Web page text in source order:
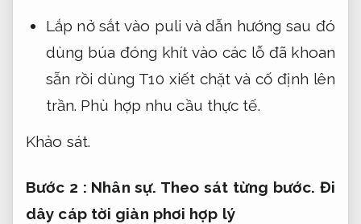
Lắp nở sắt vào puli và dẫn hướng sau đó
dùng búa đóng khít vào các lỗ đã khoan
sẵn rồi dùng T10 xiết chặt và cố định lên
trần. Phù hợp nhu cầu thực tế.
Khảo sát.
Bước 2 : Nhân sự. Theo sát từng bước. Đi
dây cáp tời giàn phơi hợp lý